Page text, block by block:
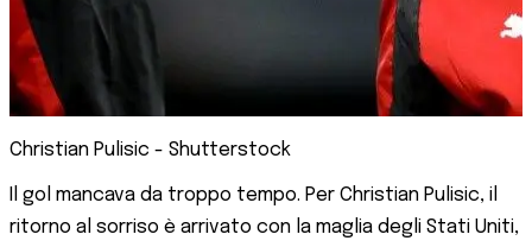
Christian Pulisic - Shutterstock
Il gol mancava da troppo tempo. Per Christian Pulisic, il
ritorno al sorriso è arrivato con la maglia degli Stati Uniti,